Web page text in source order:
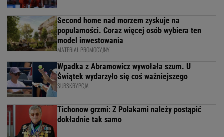
Second home nad morzem zyskuje na
popularności. Coraz więcej osób wybiera ten
model inwestowania
MATERIAŁ PROMOCYJNY
Wpadka z Abramowicz wywołała szum. U
Świątek wydarzyło się coś ważniejszego
SUBSKRYPCJA
Tichonow grzmi: Z Polakami należy postąpić
dokładnie tak samo